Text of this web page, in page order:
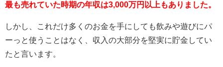
最も売れていた時期の年収は3,000万円以上もありました。
しかし、これだけ多くのお金を手にしても飲みや遊びにパ
ーっと使うことはなく、収入の大部分を堅実に貯金してい
たと言います。